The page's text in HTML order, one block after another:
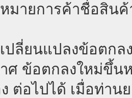
มายการค้าชื่อสิน
ปลี่ยนแปลงข้อตกล
ศ ข้อตกลงใหม่ขึ้น
ต่อไปได้ เมื่อท่า